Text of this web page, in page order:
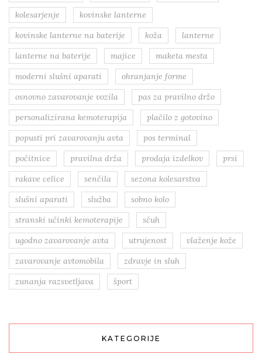
kolesarjenje
kovinske lanterne
kovinske lanterne na baterije
koža
lanterne
lanterne na baterije
majice
maketa mesta
moderni slušni aparati
ohranjanje forme
osnovno zavarovanje vozila
pas za pravilno držo
personalizirana kemoterapija
plačilo z gotovino
popusti pri zavarovanju avta
pos terminal
počitnice
pravilna drža prodaja izdelkov
prsi
rakave celice
senčila
sezona kolesarstva
slušni aparati
služba
sobno kolo
stranski učinki kemoterapije
sčuh
ugodno zavarovanje avta
utrujenost
vlaženje kože
zavarovanje avtomobila
zdravje in sluh
zunanja razsvetljava
šport
KATEGORIJE